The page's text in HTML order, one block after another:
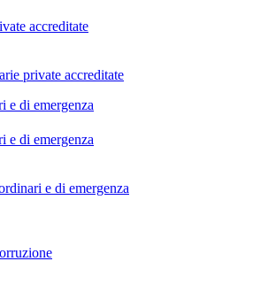
accreditate
private accreditate
e di emergenza
e di emergenza
e di emergenza